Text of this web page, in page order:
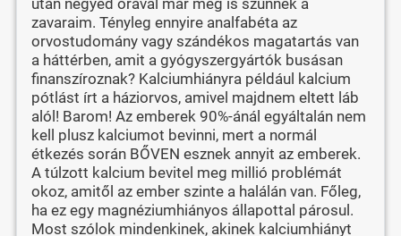
zavaraim. Tényleg ennyire analfabéta az
orvostudomány vagy szándékos magatartás van
a háttérben, amit a gyógyszergyártók busásan
finanszíroznak? Kalciumhiányra például kalcium
pótlást írt a háziorvos, amivel majdnem eltett láb
alól! Barom! Az emberek 90%-ánál egyáltalán nem
kell plusz kalciumot bevinni, mert a normál
étkezés során BŐVEN esznek annyit az emberek.
A túlzott kalcium bevitel meg millió problémát
okoz, amitől az ember szinte a halálán van. Főleg,
ha ez egy magnéziumhiányos állapottal párosul.
Most szólok mindenkinek, akinek kalciumhiányt